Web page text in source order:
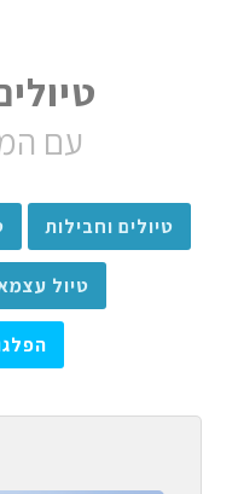
עם
טיולים וחבילות
טיול